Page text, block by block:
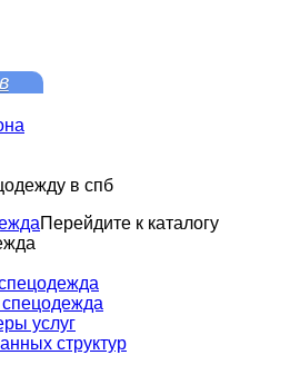
Перейдите к каталогу
услуг
структур